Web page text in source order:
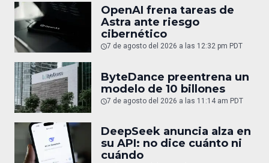
OpenAI frena tareas de
Astra ante riesgo
cibernético
7 de agosto del 2026 a las 12:32 pm PDT
ByteDance preentrena un
modelo de 10 billones
7 de agosto del 2026 a las 11:14 am PDT
DeepSeek anuncia alza en
su API: no dice cuánto ni
cuándo